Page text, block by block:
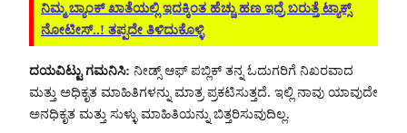
ನಿಮ್ಮ ಬ್ಯಾಂಕ್ ಖಾತೆಯಲ್ಲಿ ಇದಕ್ಕಿಂತ ಹೆಚ್ಚು ಹಣ ಇದ್ರೆ ಬರುತ್ತೆ ಟ್ಯಾಕ್ಸ್
ನೋಟೀಸ್..! ತಪ್ಪದೇ ತಿಳಿದುಕೊಳ್ಳಿ
ದಯವಿಟ್ಟು ಗಮನಿಸಿ: ನೀಡ್ಸ್ ಆಫ್ ಪಬ್ಲಿಕ್ ತನ್ನ ಓದುಗರಿಗೆ ನಿಖರವಾದ
ಮತ್ತು ಅಧಿಕೃತ ಮಾಹಿತಿಗಳನ್ನು ಮಾತ್ರ ಪ್ರಕಟಿಸುತ್ತದೆ. ಇಲ್ಲಿ ನಾವು ಯಾವುದೇ
ಅನಧಿಕೃತ ಮತ್ತು ಸುಳ್ಳು ಮಾಹಿತಿಯನ್ನು ಬಿತ್ತರಿಸುವುದಿಲ್ಲ.